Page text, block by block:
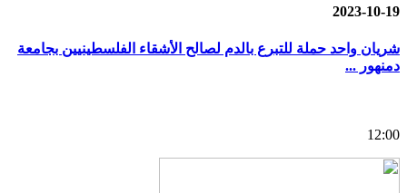
2023-10-19
شريان واحد حملة للتبرع بالدم لصالح الأشقاء الفلسطينيين بجامعة
دمنهور ...
12:00